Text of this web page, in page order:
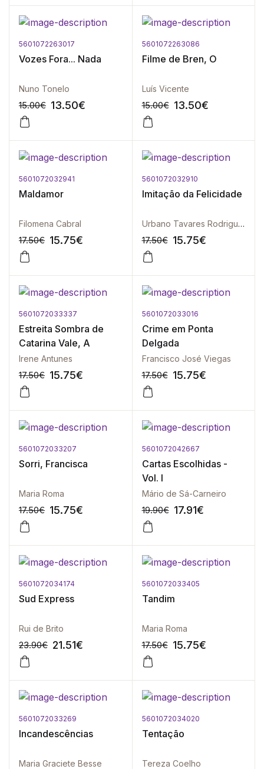
5601072263017
Vozes Fora... Nada
Nuno Tonelo
15.00€ 13.50€
5601072263086
Filme de Bren, O
Luís Vicente
15.00€ 13.50€
5601072032941
Maldamor
Filomena Cabral
17.50€ 15.75€
5601072032910
Imitação da Felicidade
Urbano Tavares Rodrigues
17.50€ 15.75€
5601072033337
Estreita Sombra de
Catarina Vale, A
Irene Antunes
17.50€ 15.75€
5601072033016
Crime em Ponta
Delgada
Francisco José Viegas
17.50€ 15.75€
5601072033207
Sorri, Francisca
Maria Roma
17.50€ 15.75€
5601072042667
Cartas Escolhidas -
Vol. I
Mário de Sá-Carneiro
19.90€ 17.91€
5601072034174
Sud Express
Rui de Brito
23.90€ 21.51€
5601072033405
Tandim
Maria Roma
17.50€ 15.75€
5601072033269
Incandescências
Maria Graciete Besse
5601072034020
Tentação
Tereza Coelho